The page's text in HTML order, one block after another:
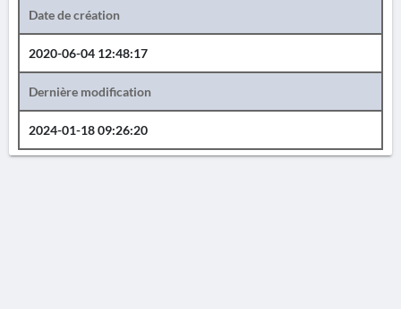
Date de création
2020-06-04 12:48:17
Dernière modification
2024-01-18 09:26:20